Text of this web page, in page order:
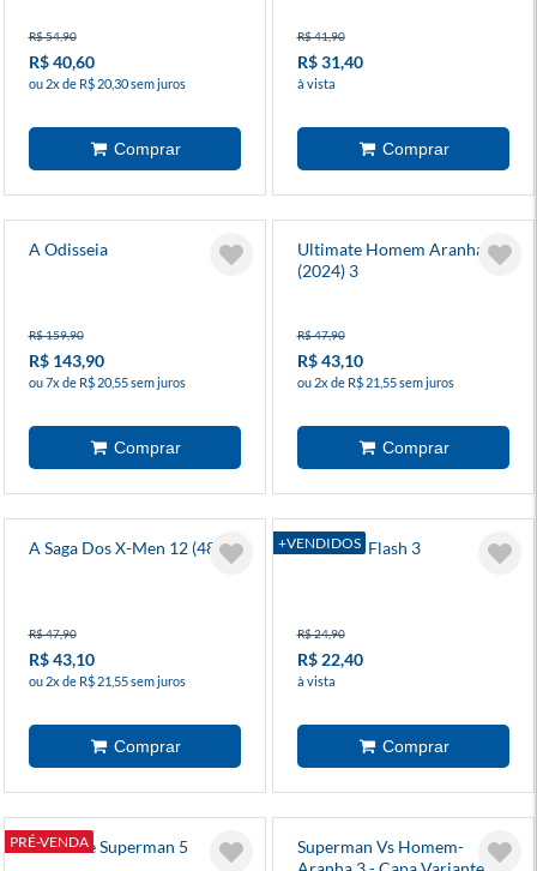
R$ 54,90
R$ 40,60
ou 2x de R$ 20,30 sem juros
R$ 41,90
R$ 31,40
à vista
A Odisseia
R$ 159,90
R$ 143,90
ou 7x de R$ 20,55 sem juros
Ultimate Homem Aranha
(2024) 3
R$ 47,90
R$ 43,10
ou 2x de R$ 21,55 sem juros
A Saga Dos X-Men 12 (48)
R$ 47,90
R$ 43,10
ou 2x de R$ 21,55 sem juros
+VENDIDOS
Absolute Flash 3
R$ 24,90
R$ 22,40
à vista
PRÉ-VENDA
Absolute Superman 5
Superman Vs Homem-